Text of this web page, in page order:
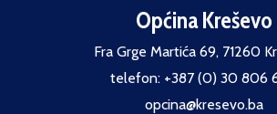
Općina Kreševo
Fra Grge Martića 69, 71260
telefon: +387 (0) 30 806
opcina@kresevo.ba